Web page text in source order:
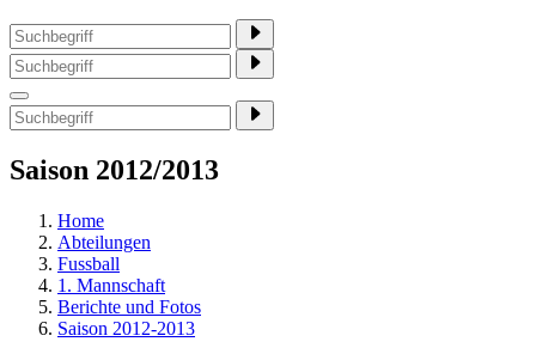
Saison 2012/2013
Home
Abteilungen
Fussball
1. Mannschaft
Berichte und Fotos
Saison 2012-2013